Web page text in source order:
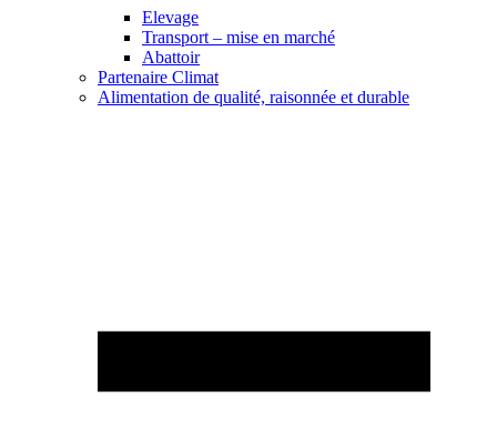
Elevage
Transport – mise en marché
Abattoir
Partenaire Climat
Alimentation de qualité, raisonnée et durable